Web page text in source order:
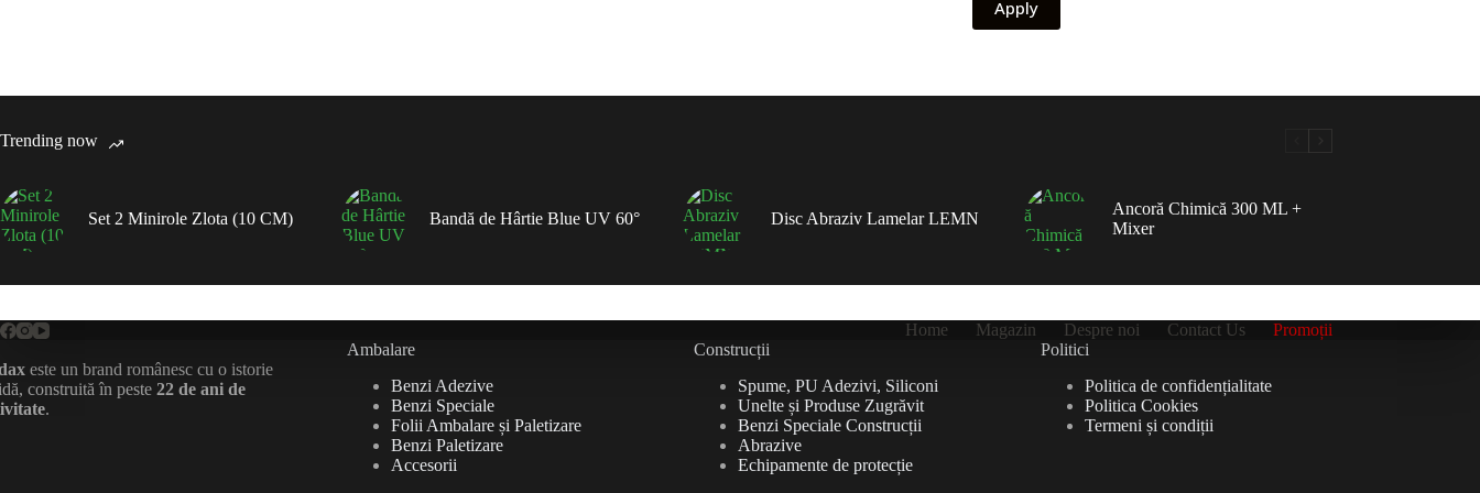
Apply
Trending now
Set 2 Minirole Zlota (10 CM) Bandă de Hârtie Blue UV 60° Disc Abraziv Lamelar LEMN
Ancoră Chimică 300 ML +
Mixer
Home Magazin Despre noi Contact Us Promoții
este un brand românesc cu o istorie
construită în peste 22 de ani de
.
Ambalare
Benzi Adezive
Benzi Speciale
Folii Ambalare și Paletizare
Benzi Paletizare
Accesorii
Construcții
Spume, PU Adezivi, Siliconi
Unelte și Produse Zugrăvit
Benzi Speciale Construcții
Abrazive
Echipamente de protecție
Politici
Politica de confidențialitate
Politica Cookies
Termeni și condiții